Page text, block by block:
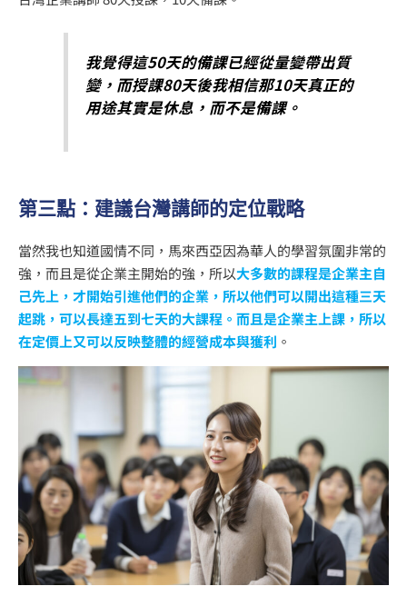
我覺得這50天的備課已經從量變帶出質
變，而授課80天後我相信那10天真正的
用途其實是休息，而不是備課。
第三點：建議台灣講師的定位戰略
當然我也知道國情不同，馬來西亞因為華人的學習氛圍非常的
強，而且是從企業主開始的強，所以大多數的課程是企業主自
己先上，才開始引進他們的企業，所以他們可以開出這種三天
起跳，可以長達五到七天的大課程。而且是企業主上課，所以
在定價上又可以反映整體的經營成本與獲利 。